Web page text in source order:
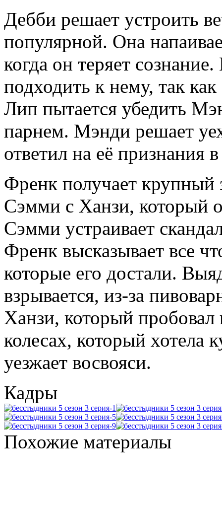
Дебби решает устроить
популярной. Она
когда он теряет
подходить к нему, так
Лип пытается убедить
парнем. Мэнди решает
ответил на её признания
Френк получает крупный
Сэмми с Ханзи, который
Сэмми устраивает
Френк высказывает все
которые его достали.
взрывается, из-за
Ханзи, который
колесах, который хотела
уезжает восвояси.
Кадры
Похожие материалы